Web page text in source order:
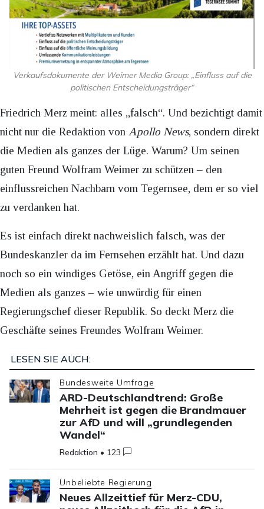
Verkaufsdokumente der Weimer Media Group: „Einfluss auf die
politischen Entscheidungsträger“
Friedrich Merz meint: alles „falsch“. Und bezichtigt damit
nicht nur die Redaktion von Apollo News, sondern direkt
die Medien als ganzes der Lüge. Warum? Um seinen
guten Freund Wolfram Weimer zu schützen – den
einflussreichen Nachbarn vom Tegernsee, dem er so viel
zu verdanken hat.
Es ist einfach direkt nachweislich falsch, was der
Bundeskanzler da im Fernsehen erzählt hat. Und dazu
noch so ein windiges Getöse, ein Angriff gegen die
Medien als ganzes – wie unwürdig für einen
Regierungschef dieser Republik. So deckt Merz die
Geschäfte seines Freundes Wolfram Weimer.
LESEN SIE AUCH:
Bundesweite Umfrage
ARD-Deutschlandtrend: Große
Mehrheit ist gegen die Brandmauer
zur AfD und will „grundlegenden
Wandel“
Redaktion • 123
Unbeliebte Regierung
Neues Allzeittief für Merz-CDU,